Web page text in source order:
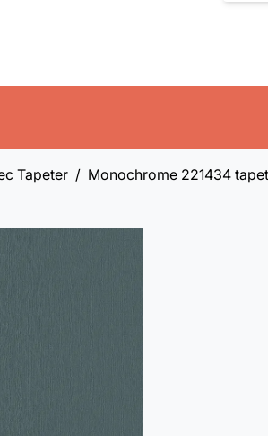
Tapeter Monochrome 221434 tapet